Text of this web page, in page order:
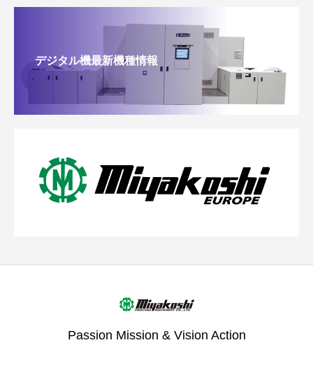
デジタル機最新機種情報
Passion Mission & Vision Action